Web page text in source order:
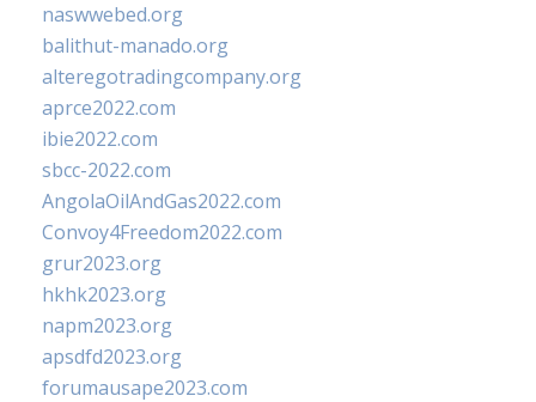
naswwebed.org
balithut-manado.org
alteregotradingcompany.org
aprce2022.com
ibie2022.com
sbcc-2022.com
AngolaOilAndGas2022.com
Convoy4Freedom2022.com
grur2023.org
hkhk2023.org
napm2023.org
apsdfd2023.org
forumausape2023.com